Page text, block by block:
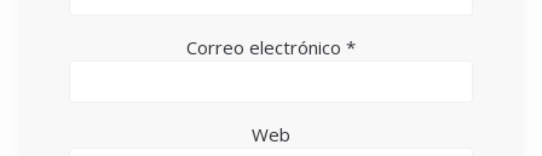
Correo electrónico *
Web